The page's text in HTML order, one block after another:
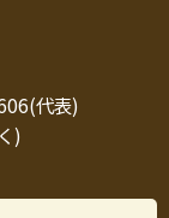
代表)
)